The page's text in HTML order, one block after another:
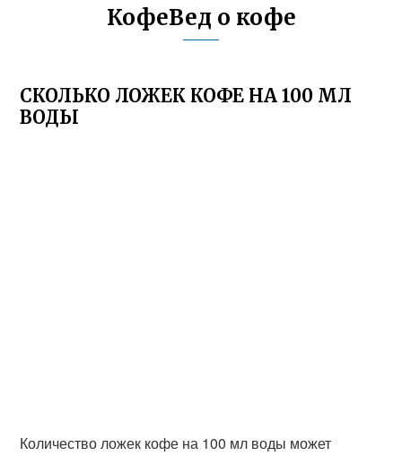
КофеВед о кофе
СКОЛЬКО ЛОЖЕК КОФЕ НА 100 МЛ
ВОДЫ
Количество ложек кофе на 100 мл воды может